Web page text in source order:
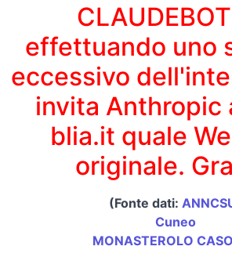
effettuando uno
eccessivo
invita Anthropic
blia.it quale
originale.
(Fonte dati:
Cuneo
MONASTEROLO